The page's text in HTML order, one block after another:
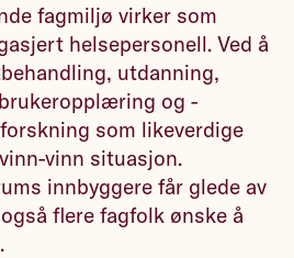
fagmiljø virker som
helsepersonell. Ved å
utdanning,
og -
som likeverdige
vinn situasjon.
innbyggere får glede av
flere fagfolk ønske å